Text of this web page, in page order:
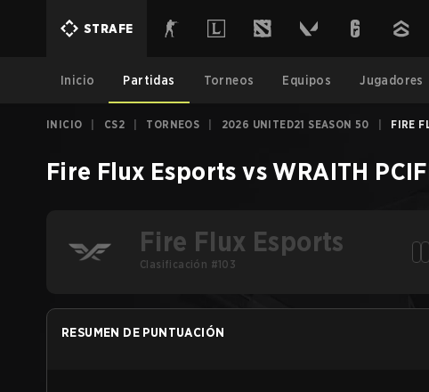
STRAFE
Inicio Partidas Torneos Equipos Jugadores
INICIO CS2 TORNEOS 2026 UNITED21 SEASON 50 FIRE
Fire Flux Esports vsWRAITH
Fire Flux Esports
Clasificación #103
RESUMEN DE PUNTUACIÓN